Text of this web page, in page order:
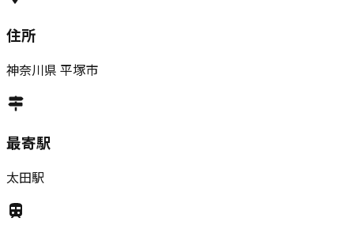
住所
神奈川県 平塚市
最寄駅
太田駅